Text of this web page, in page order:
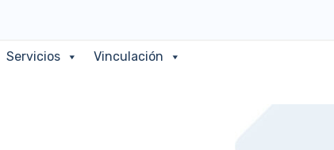
Servicios Vinculación